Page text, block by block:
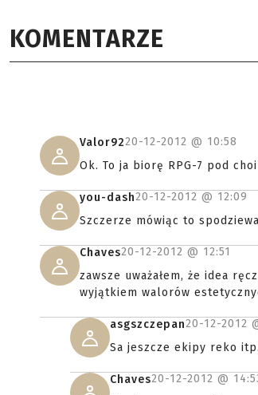
KOMENTARZE
Valor9220-12-2012 @ 10:58
Ok. To ja biorę RPG-7 pod
you-dash20-12-2012 @ 12:09
Szczerze mówiąc to
Chaves20-12-2012 @ 12:51
zawsze uważałem, że idea
wyjątkiem walorów
asgszczepan20-12-2012
Sa jeszcze ekipy reko itp.
Chaves20-12-2012 @